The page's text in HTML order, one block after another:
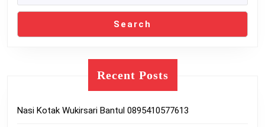
Search
Recent Posts
Nasi Kotak Wukirsari Bantul 0895410577613